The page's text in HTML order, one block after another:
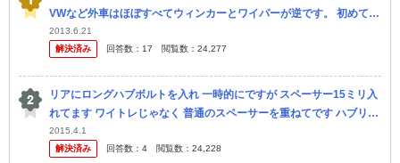
VWなど外車はほぼすべてウィンカーとワイパーが逆です。 初めて独
車に乗ったときウィンカーとワイパーを何度も間違えてしまいまし
た。 ...
2013.6.21
解決済み
回答数： 17 閲覧数： 24,277
リアにロングハブボルトを入れ 一時的にですが スペーサー15ミリ入
れてます ワイトレじゃなく 普通のスペーサーを重ねてです ハブリン
グつけるなら ワイトレしか無理でしょうか？
2015.4.1
解決済み
回答数： 4 閲覧数： 24,228